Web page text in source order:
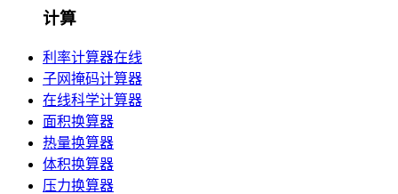
计算
利率计算器在线
子网掩码计算器
在线科学计算器
面积换算器
热量换算器
体积换算器
压力换算器